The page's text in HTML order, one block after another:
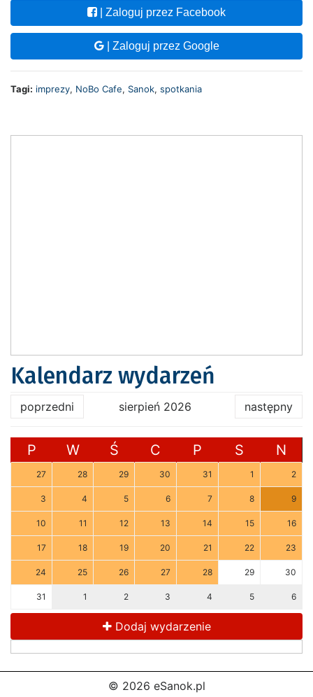
| Zaloguj przez Facebook
| Zaloguj przez Google
Tagi: imprezy, NoBo Cafe, Sanok, spotkania
Kalendarz wydarzeń
poprzedni sierpień 2026 następny
P W Ś C P S N
27 28 29 30 31 1 2
3 4 5 6 7 8 9
10 11 12 13 14 15 16
17 18 19 20 21 22 23
24 25 26 27 28 29 30
31 1 2 3 4 5 6
Dodaj wydarzenie
© 2026 eSanok.pl